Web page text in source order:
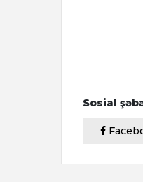
Sosial